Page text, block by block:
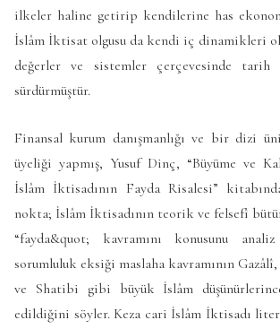
ilkeler haline getirip kendilerine has
İslâm İktisat olgusu da kendi iç dinamikleri
değerler ve sistemler çerçevesinde tarih
sürdürmüştür.
Finansal kurum danışmanlığı ve bir dizi
üyeliği yapmış, Yusuf Dinç, “Büyüme ve
İslâm İktisadının Fayda Risalesi”
nokta; İslâm İktisadının teorik ve felsefî
“fayda&quot; kavramını konusunu
sorumluluk eksiği maslaha kavramının
ve Shatibi gibi büyük İslâm
edildiğini söyler. Keza cari İslâm İktisadı